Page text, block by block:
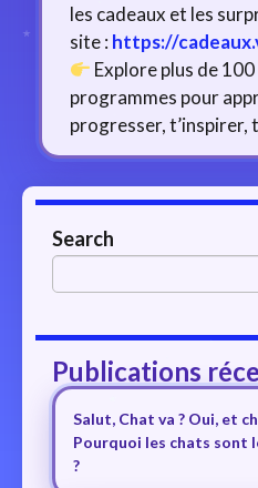
les cadeaux et les
site : https://
Explore plus de
programmes pour
progresser, t’inspirer,
Search
Publications
Salut, Chat va ? Oui, et
Pourquoi les chats sont
?